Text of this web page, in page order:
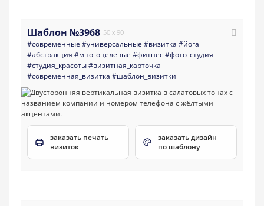
Шаблон №3968 50 x 90
#современные #универсальные #визитка #йога
#абстракция #многоцелевые #фитнес#фото_студия
#студия_красоты#визитная_карточка
#современная_визитка #шаблон_визитки
заказать печать
визиток
заказать дизайн
по шаблону